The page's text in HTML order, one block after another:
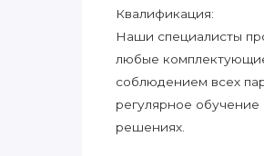
Квалификация:
Наши специалисты
любые
соблюдением всех
регулярное
решениях.